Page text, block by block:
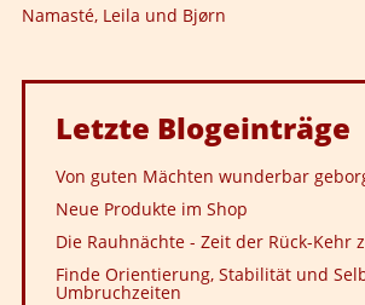
Namasté, Leila und Bjørn
Letzte Blogeinträge
Von guten Mächten wunderbar
Neue Produkte im Shop
Die Rauhnächte - Zeit der Rück-Kehr
Finde Orientierung, Stabilität und
Umbruchzeiten